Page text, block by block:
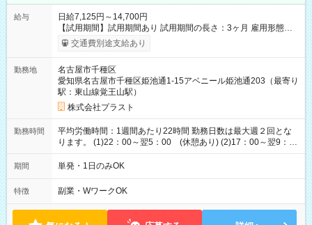
給与
日給7,125円～14,700円
【試用期間】試用期間あり 試用期間の長さ：3ヶ月 雇用形態、
給与は本採用時と同じです。
交通費別途支給あり
勤務地
名古屋市千種区
愛知県名古屋市千種区姫池通1-15アベニール姫池通203（最寄り
駅：東山線覚王山駅）
株式会社プラスト
勤務時間
平均労働時間：1週間あたり22時間 勤務日数は最大週２回とな
ります。 (1)22：00～翌5：00 (休憩あり) (2)17：00～翌9：
00 (休憩あり) ３６協定提出済 平均労働時間：1週間あたり22
時間 勤務日数は最大週２回となります。 (1)22：00～翌5：00
期間 単発・1日のみOK
特徴 副業・WワークOK